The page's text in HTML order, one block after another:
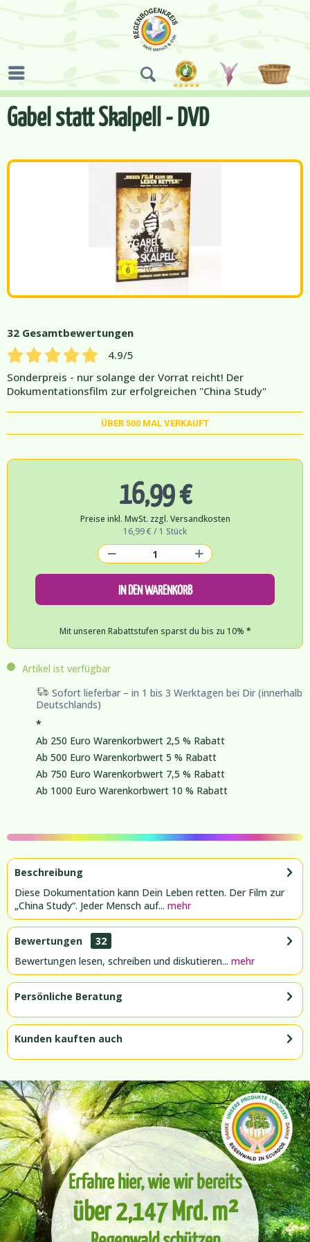
Gabel statt Skalpell - DVD
32 Gesamtbewertungen
4.9/5
Sonderpreis - nur solange der Vorrat reicht! Der
Dokumentationsfilm zur erfolgreichen "China Study"
ÜBER 500 MAL VERKAUFT
16,99 €
Preise inkl. MwSt. zzgl. Versandkosten
16,99 € / 1 Stück
IN DEN WARENKORB
Mit unseren Rabattstufen sparst du bis zu 10% *
Artikel ist verfügbar
Sofort lieferbar – in 1 bis 3 Werktagen bei Dir (innerhalb
Deutschlands)
*
Ab 250 Euro Warenkorbwert 2,5 % Rabatt
Ab 500 Euro Warenkorbwert 5 % Rabatt
Ab 750 Euro Warenkorbwert 7,5 % Rabatt
Ab 1000 Euro Warenkorbwert 10 % Rabatt
Beschreibung
Diese Dokumentation kann Dein Leben retten. Der Film zur
„China Study“. Jeder Mensch auf... mehr
Bewertungen
32
Bewertungen lesen, schreiben und diskutieren... mehr
Persönliche Beratung
Kunden kauften auch
Erfahre hier, wie wir bereits
über 2,147 Mrd. m²